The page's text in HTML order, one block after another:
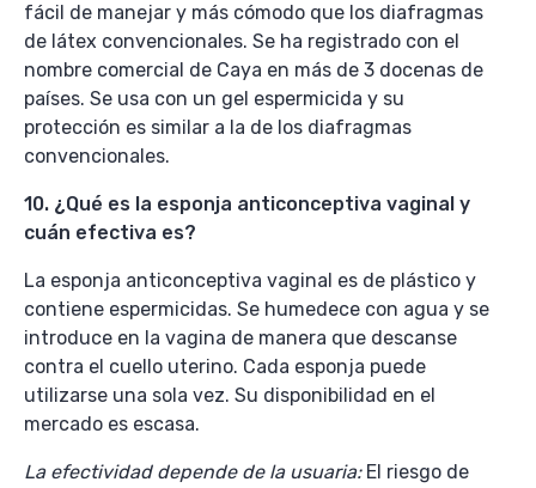
fácil de manejar y más cómodo que los diafragmas
de látex convencionales. Se ha registrado con el
nombre comercial de Caya en más de 3 docenas de
países. Se usa con un gel espermicida y su
protección es similar a la de los diafragmas
convencionales.
10. ¿Qué es la esponja anticonceptiva vaginal y
cuán efectiva es?
La esponja anticonceptiva vaginal es de plástico y
contiene espermicidas. Se humedece con agua y se
introduce en la vagina de manera que descanse
contra el cuello uterino. Cada esponja puede
utilizarse una sola vez. Su disponibilidad en el
mercado es escasa.
La efectividad depende de la usuaria:El riesgo de